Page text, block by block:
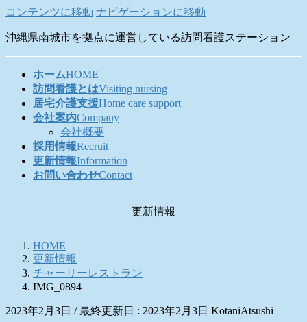
コンテンツに移動 ナビゲーションに移動
沖縄県南城市を拠点に運営している訪問看護ステーション
ホームHOME
訪問看護とはVisiting nursing
居宅介護支援Home care support
会社案内Company
会社概要
採用情報Recruit
更新情報Information
お問い合わせContact
更新情報
HOME
更新情報
チャーリーレストラン
IMG_0894
2023年2月3日 / 最終更新日 : 2023年2月3日 KotaniAtsushi